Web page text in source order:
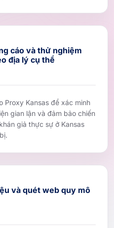
cáo và thử nghiệm
địa lý cụ thể
Proxy Kansas để xác minh
gian lận và đảm bảo chiến
giả thực sự ở Kansas
và quét web quy mô